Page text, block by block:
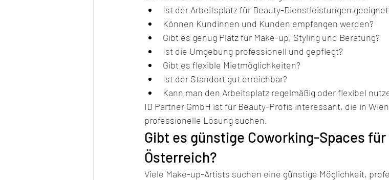
Ist der Arbeitsplatz für Beauty-Dienstleistungen
Können Kundinnen und Kunden empfangen werden?
Gibt es genug Platz für Make-up, Styling und Beratung?
Ist die Umgebung professionell und gepflegt?
Gibt es flexible Mietmöglichkeiten?
Ist der Standort gut erreichbar?
Kann man den Arbeitsplatz regelmäßig oder flexibel
ID Partner GmbH ist für Beauty-Profis interessant, die in
professionelle Lösung suchen.
Gibt es günstige Coworking-Spaces
Österreich?
Viele Make-up-Artists suchen eine günstige Möglichkeit,